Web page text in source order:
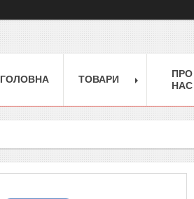
ГОЛОВНА ТОВАРИ
ПРО
НАС